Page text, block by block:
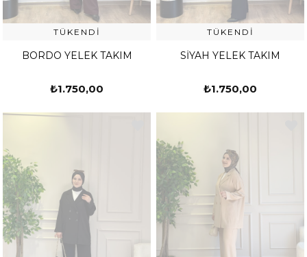
TÜKENDI
BORDO YELEK TAKIM
₺1.750,00
TÜKENDI
SİYAH YELEK TAKIM
₺1.750,00